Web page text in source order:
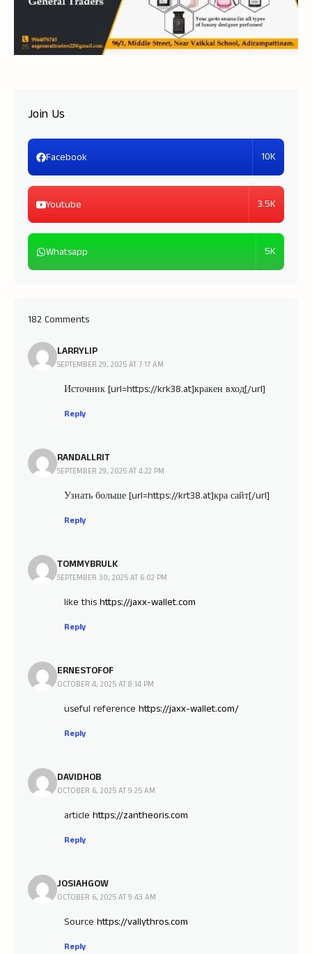
Join Us
Facebook 10K
Youtube 3.5K
Whatsapp 5K
182 Comments
LARRYLIP
SEPTEMBER 29, 2025 AT 7:17 AM
Источник [url=https://krk38.at]кракен вход[/url]
Reply
RANDALLRIT
SEPTEMBER 29, 2025 AT 4:22 PM
Узнать больше [url=https://krt38.at]кра сайт[/url]
Reply
TOMMYBRULK
SEPTEMBER 30, 2025 AT 6:02 PM
like this https://jaxx-wallet.com
Reply
ERNESTOFOF
OCTOBER 4, 2025 AT 8:14 PM
useful reference https://jaxx-wallet.com/
Reply
DAVIDHOB
OCTOBER 6, 2025 AT 9:25 AM
article https://zantheoris.com
Reply
JOSIAHGOW
OCTOBER 6, 2025 AT 9:43 AM
Source https://vallythros.com
Reply